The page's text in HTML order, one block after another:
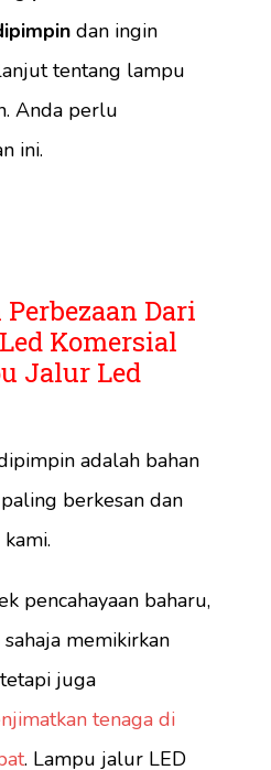
dan ingin
tentang lampu
Anda perlu
ini.
Dari
Komersial
Jalur Led
adalah bahan
berkesan dan
pencahayaan baharu,
memikirkan
juga
tenaga di
. Lampu jalur LED